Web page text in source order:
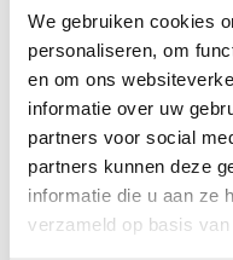
We gebruiken cookies
personaliseren, om
en om ons
informatie over uw
partners voor social
partners kunnen deze
informatie die u aan ze
verzameld op basis
Waarschijnlijk herken
wanneer je op het
tweedehandsauto te
hand…
Lees meer